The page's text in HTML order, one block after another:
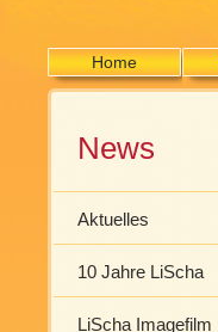
Home
News
Aktuelles
10 Jahre LiScha
LiScha Imagefilm